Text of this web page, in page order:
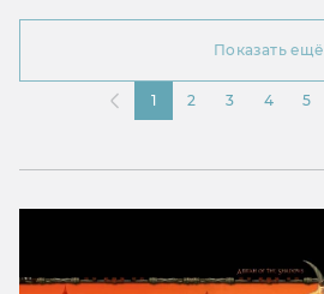
Показать ещё
1 2 3 4 5